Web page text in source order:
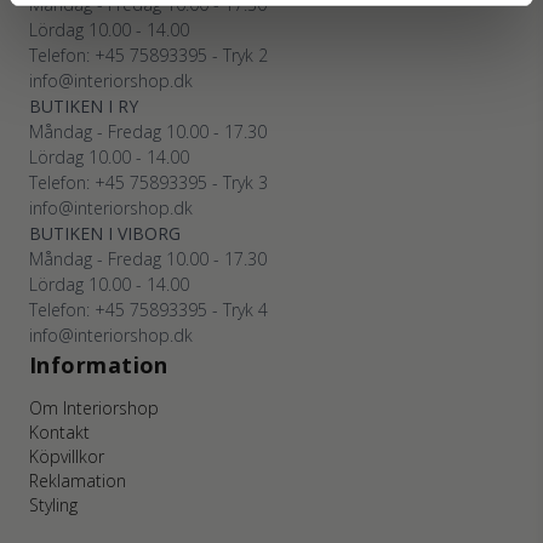
Lördag 10.00 - 14.00
Telefon: +45 75893395 - Tryk 2
info@interiorshop.dk
BUTIKEN I RY
Måndag - Fredag 10.00 - 17.30
Lördag 10.00 - 14.00
Telefon: +45 75893395 - Tryk 3
info@interiorshop.dk
BUTIKEN I VIBORG
Måndag - Fredag 10.00 - 17.30
Lördag 10.00 - 14.00
Telefon: +45 75893395 - Tryk 4
info@interiorshop.dk
Information
Om Interiorshop
Kontakt
Köpvillkor
Reklamation
Styling